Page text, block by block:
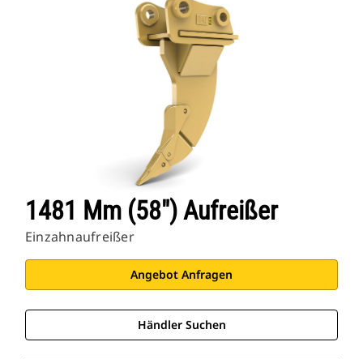
1481 Mm (58") Aufreißer
Einzahnaufreißer
Angebot Anfragen
Händler Suchen